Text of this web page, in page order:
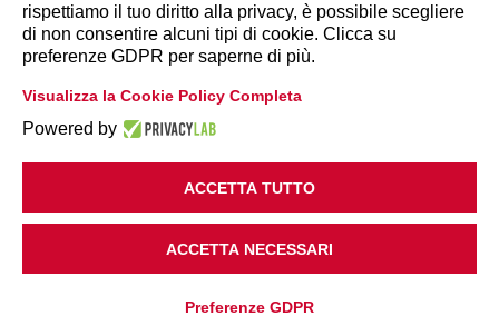
Disclaimer
Privacy Policy
Cookie Policy|Modifica preferenze
Copyright 2018 Legacoop Produzione e Servizi
rispettiamo il tuo diritto alla privacy, è possibile scegliere
di non consentire alcuni tipi di cookie. Clicca su
preferenze GDPR per saperne di più.
Visualizza la Cookie Policy Completa
Powered by
ACCETTA TUTTO
ACCETTA NECESSARI
Preferenze GDPR